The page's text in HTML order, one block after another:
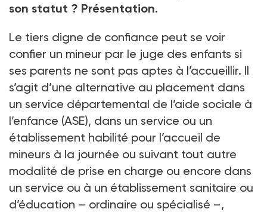
son statut ? Présentation.
Le tiers digne de confiance peut se voir
confier un mineur par le juge des enfants si
ses parents ne sont pas aptes à l’accueillir. Il
s’agit d’une alternative au placement dans
un service départemental de l’aide sociale à
l’enfance (ASE), dans un service ou un
établissement habilité pour l’accueil de
mineurs à la journée ou suivant tout autre
modalité de prise en charge ou encore dans
un service ou à un établissement sanitaire ou
d’éducation – ordinaire ou spécialisé –,